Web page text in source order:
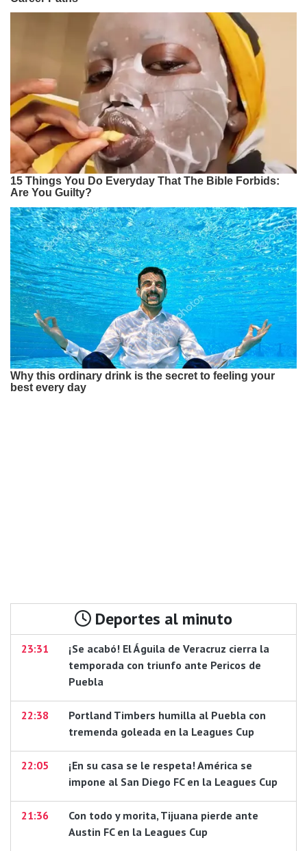
Deportes al minuto
23:31
¡Se acabó! El Águila de Veracruz cierra la
temporada con triunfo ante Pericos de
Puebla
22:38
Portland Timbers humilla al Puebla con
tremenda goleada en la Leagues Cup
22:05
¡En su casa se le respeta! América se
impone al San Diego FC en la Leagues Cup
21:36
Con todo y morita, Tijuana pierde ante
Austin FC en la Leagues Cup